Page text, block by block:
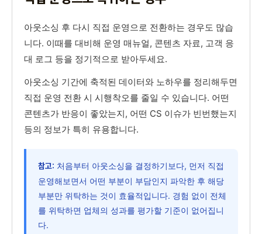
아웃소싱 후 다시 직접 운영으로 전환하는 경우도 많습
니다. 이때를 대비해 운영 매뉴얼, 콘텐츠 자료, 고객 응
대 로그 등을 정기적으로 받아두세요.
아웃소싱 기간에 축적된 데이터와 노하우를 정리해두면
직접 운영 전환 시 시행착오를 줄일 수 있습니다. 어떤
콘텐츠가 반응이 좋았는지, 어떤 CS 이슈가 빈번했는지
등의 정보가 특히 유용합니다.
참고: 처음부터 아웃소싱을 결정하기보다, 먼저 직접
운영해보면서 어떤 부분이 부담인지 파악한 후 해당
부분만 위탁하는 것이 효율적입니다. 경험 없이 전체
를 위탁하면 업체의 성과를 평가할 기준이 없어집니
다.